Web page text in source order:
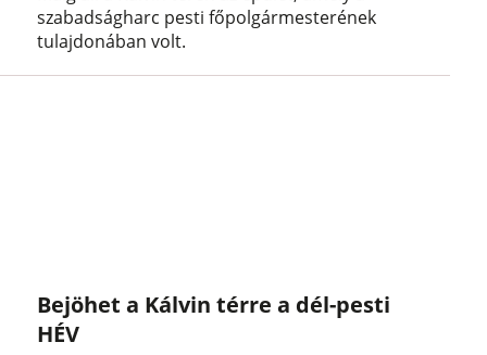
szabadságharc pesti főpolgármesterének
tulajdonában volt.
Bejöhet a Kálvin térre a dél-pesti
HÉV